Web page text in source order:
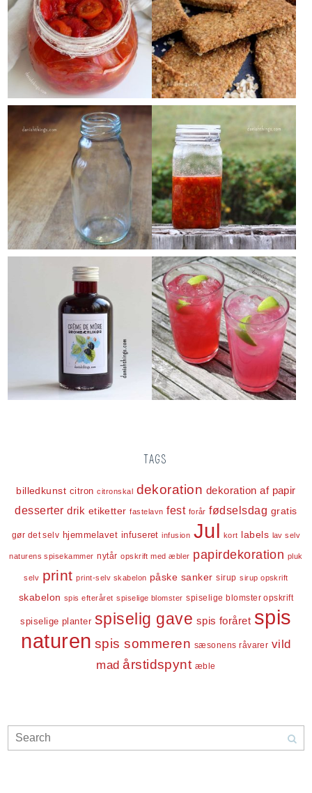
TAGS
billedkunst citron citronskal dekoration dekoration af papir
desserter drik etiketter fastelavn fest forår fødselsdag gratis
gør det selv hjemmelavet infuseret infusion Jul kort labels lav selv
naturens spisekammer nytår opskrift med æbler papirdekoration pluk
selv print print-selv skabelon påske sanker sirup sirup opskrift
skabelon spis efteråret spiselige blomster spiselige blomster opskrift
spiselige planter spiselig gave spis foråret spis
naturen spis sommeren sæsonens råvarer vild
mad årstidspynt æble